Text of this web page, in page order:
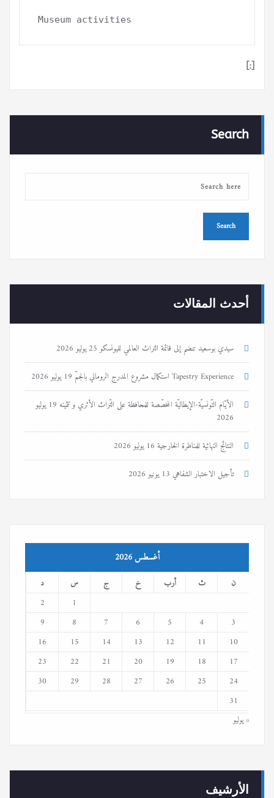
Museum activities
[:]
Search
أحدث المقالات
سيدي بوسعيد تنضم إلى قائمة التراث العالمي لليونسكو25 يوليو 2026
Tapestry Experience استكمال مشروع المدرج الروماني بالجمّ
19 يوليو 2026
الأيّام التّونسيّة-الإيطاليّة المخصّصة للمحافظة على التّراث الأثري و تثمينه
19 يوليو
2026
النتائج النهائية للمناظرة الخارجية16 يوليو 2026
تأجيل الاختبار الشفاهي13 يونيو 2026
أغسطس 2026
ن ث أرب خ ج س
د
1
2
3
4
5
6
7
8
9
10
11
12
13
14
15
16
17
18
19
20
21
22
23
24
25
26
27
28
29
30
31
« يوليو
الأرشيف